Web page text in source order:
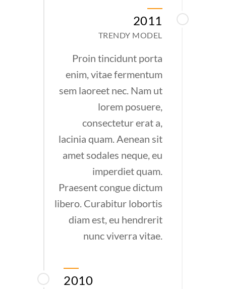
2011
TRENDY MODEL
Proin tincidunt porta
enim, vitae fermentum
sem laoreet nec. Nam ut
lorem posuere,
consectetur erat a,
lacinia quam. Aenean sit
amet sodales neque, eu
imperdiet quam.
Praesent congue dictum
libero. Curabitur lobortis
diam est, eu hendrerit
nunc viverra vitae.
2010